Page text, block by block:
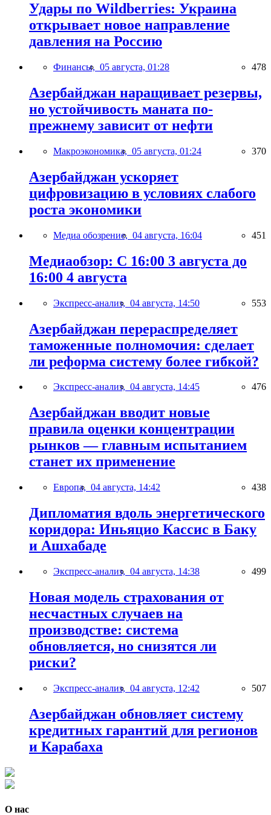
Удары по Wildberries: Украина
открывает новое направление
давления на Россию
Финансы, 05 августа, 01:28 478
Азербайджан наращивает резервы,
но устойчивость маната по-
прежнему зависит от нефти
Макроэкономика, 05 августа, 01:24 370
Азербайджан ускоряет
цифровизацию в условиях слабого
роста экономики
Медиа обозрение, 04 августа, 16:04 451
Медиаобзор: С 16:00 3 августа до
16:00 4 августа
Экспресс-анализ, 04 августа, 14:50 553
Азербайджан перераспределяет
таможенные полномочия: сделает
ли реформа систему более гибкой?
Экспресс-анализ, 04 августа, 14:45 476
Азербайджан вводит новые
правила оценки концентрации
рынков — главным испытанием
станет их применение
Европа, 04 августа, 14:42 438
Дипломатия вдоль энергетического
коридора: Иньяцио Кассис в Баку
и Ашхабаде
Экспресс-анализ, 04 августа, 14:38 499
Новая модель страхования от
несчастных случаев на
производстве: система
обновляется, но снизятся ли
риски?
Экспресс-анализ, 04 августа, 12:42 507
Азербайджан обновляет систему
кредитных гарантий для регионов
и Карабаха
О нас